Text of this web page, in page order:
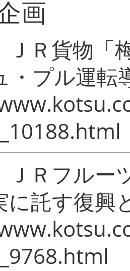
画
Ｒ貨物「
・プル運転
Ｒフルー
託す復興